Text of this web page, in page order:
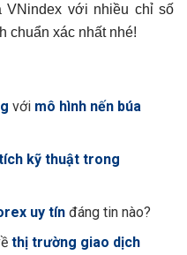
VNindex với nhiều chỉ số
chuẩn xác nhất nhé!
với mô hình nến búa
kỹ thuật trong
uy tín đáng tin nào?
thị trường giao dịch